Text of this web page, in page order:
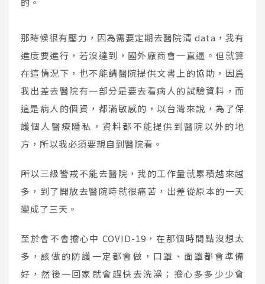
那時候很有壓力，因為需要定期去醫院清 data，我有
進度要進行，若沒達到，國外廠商會一直逼。但就算
在這情況下，也不能請醫院提供文書上的協助，因爲
我出差去醫院有一部分是要去看病人的試驗資料，而
這是病人的個資，都滿敏感的，以台灣來說，為了保
護個人醫療隱私，資料都不能提供到醫院以外的地
方，所以我必須要親自到醫院看。
所以三級警戒不能去醫院，我的工作量就累積越來越
多，到了開放去醫院時就很痛苦，出差從原本的一天
變成了三天。
至於會不會擔心中 COVID-19，在那個時間點沒想太
多，該做的防護一定都會做，口罩、面罩都會準備
好，然後一回家就會趕快去洗澡；擔心多多少少會